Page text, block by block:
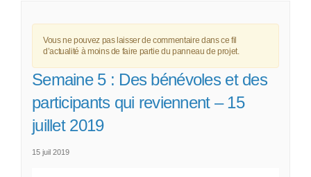
Vous ne pouvez pas laisser de commentaire dans ce fil
d’actualité à moins de faire partie du panneau de projet.
Semaine 5 : Des bénévoles et des
participants qui reviennent – 15
juillet 2019
15 juil 2019